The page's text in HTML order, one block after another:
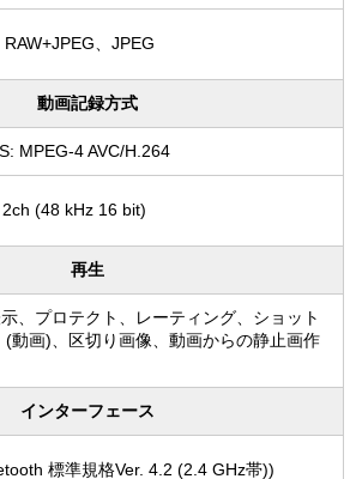
RAW+JPEG、JPEG
動画記録方式
MPEG-4 AVC/H.264
(48 kHz 16 bit)
再生
、プロテクト、レーティング、ショット
(動画)、区切り画像、動画からの静止画作
インターフェース
標準規格Ver. 4.2 (2.4 GHz帯))